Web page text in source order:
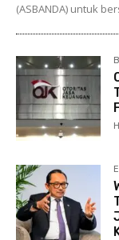
(ASBANDA) untuk